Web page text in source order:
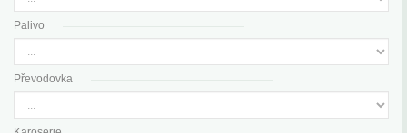
Palivo
Převodovka